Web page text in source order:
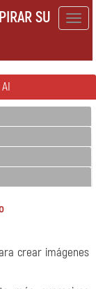
SU
crear imágenes